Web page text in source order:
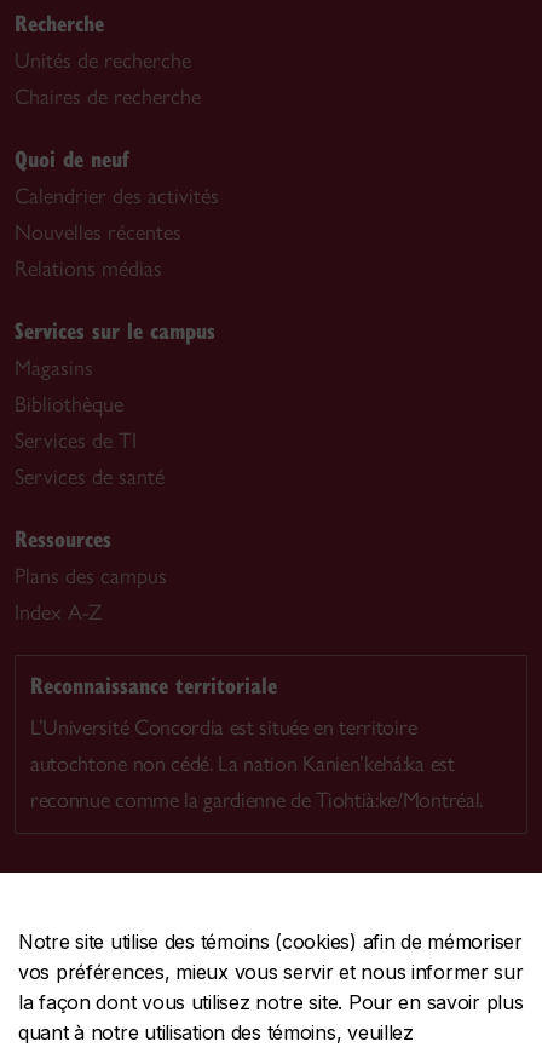
Notre site utilise des témoins (cookies) afin de mémoriser
vos préférences, mieux vous servir et nous informer sur
la façon dont vous utilisez notre site. Pour en savoir plus
quant à notre utilisation des témoins, veuillez
Recherche
Unités de recherche
Chaires de recherche
Quoi de neuf
Calendrier des activités
Nouvelles récentes
Relations médias
Services sur le campus
Magasins
Bibliothèque
Services de TI
Services de santé
Ressources
Plans des campus
Index A-Z
Reconnaissance territoriale
L’Université Concordia est située en territoire
autochtone non cédé. La nation Kanien’kehá:ka est
reconnue comme la gardienne de Tiohtià:ke/Montréal.
CENTRALE514-848-2424
URGENCE514-848-3717
Protection et prévention | Accessibilité | Confidentialité